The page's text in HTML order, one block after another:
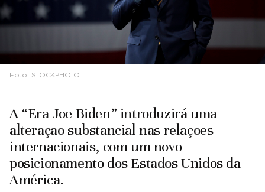
Foto: ISTOCKPHOTO
A “Era Joe Biden” introduzirá uma
alteração substancial nas relações
internacionais, com um novo
posicionamento dos Estados Unidos da
América.